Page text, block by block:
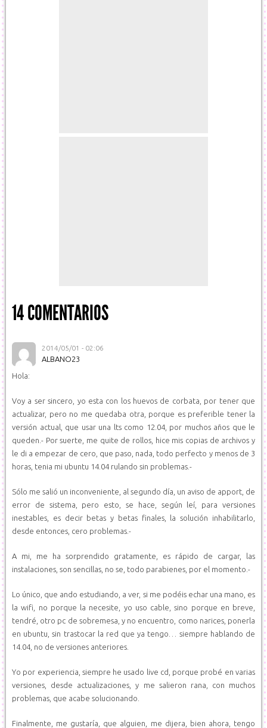
14 COMENTARIOS
2014/05/01 - 02:06
ALBANO23
Hola:
Voy a ser sincero, yo esta con los huevos de corbata, por tener que
actualizar, pero no me quedaba otra, porque es preferible tener la
versión actual, que usar una lts como 12.04, por muchos años que le
queden.- Por suerte, me quite de rollos, hice mis copias de archivos y
le di a empezar de cero, que paso, nada, todo perfecto y menos de 3
horas, tenia mi ubuntu 14.04 rulando sin problemas.-
Sólo me salió un inconveniente, al segundo día, un aviso de apport, de
error de sistema, pero esto, se hace, según leí, para versiones
inestables, es decir betas y betas finales, la solución inhabilitarlo,
desde entonces, cero problemas.-
A mi, me ha sorprendido gratamente, es rápido de cargar, las
instalaciones, son sencillas, no se, todo parabienes, por el momento.-
Lo único, que ando estudiando, a ver, si me podéis echar una mano, es
la wifi, no porque la necesite, yo uso cable, sino porque en breve,
tendré, otro pc de sobremesa, y no encuentro, como narices, ponerla
en ubuntu, sin trastocar la red que ya tengo… siempre hablando de
14.04, no de versiones anteriores.
Yo por experiencia, siempre he usado live cd, porque probé en varias
versiones, desde actualizaciones, y me salieron rana, con muchos
problemas, que acabe solucionando.
Finalmente, me gustaría, que alguien, me dijera, bien ahora, tengo